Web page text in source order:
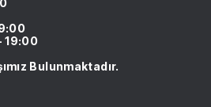
19:00
Bulunmaktadır.